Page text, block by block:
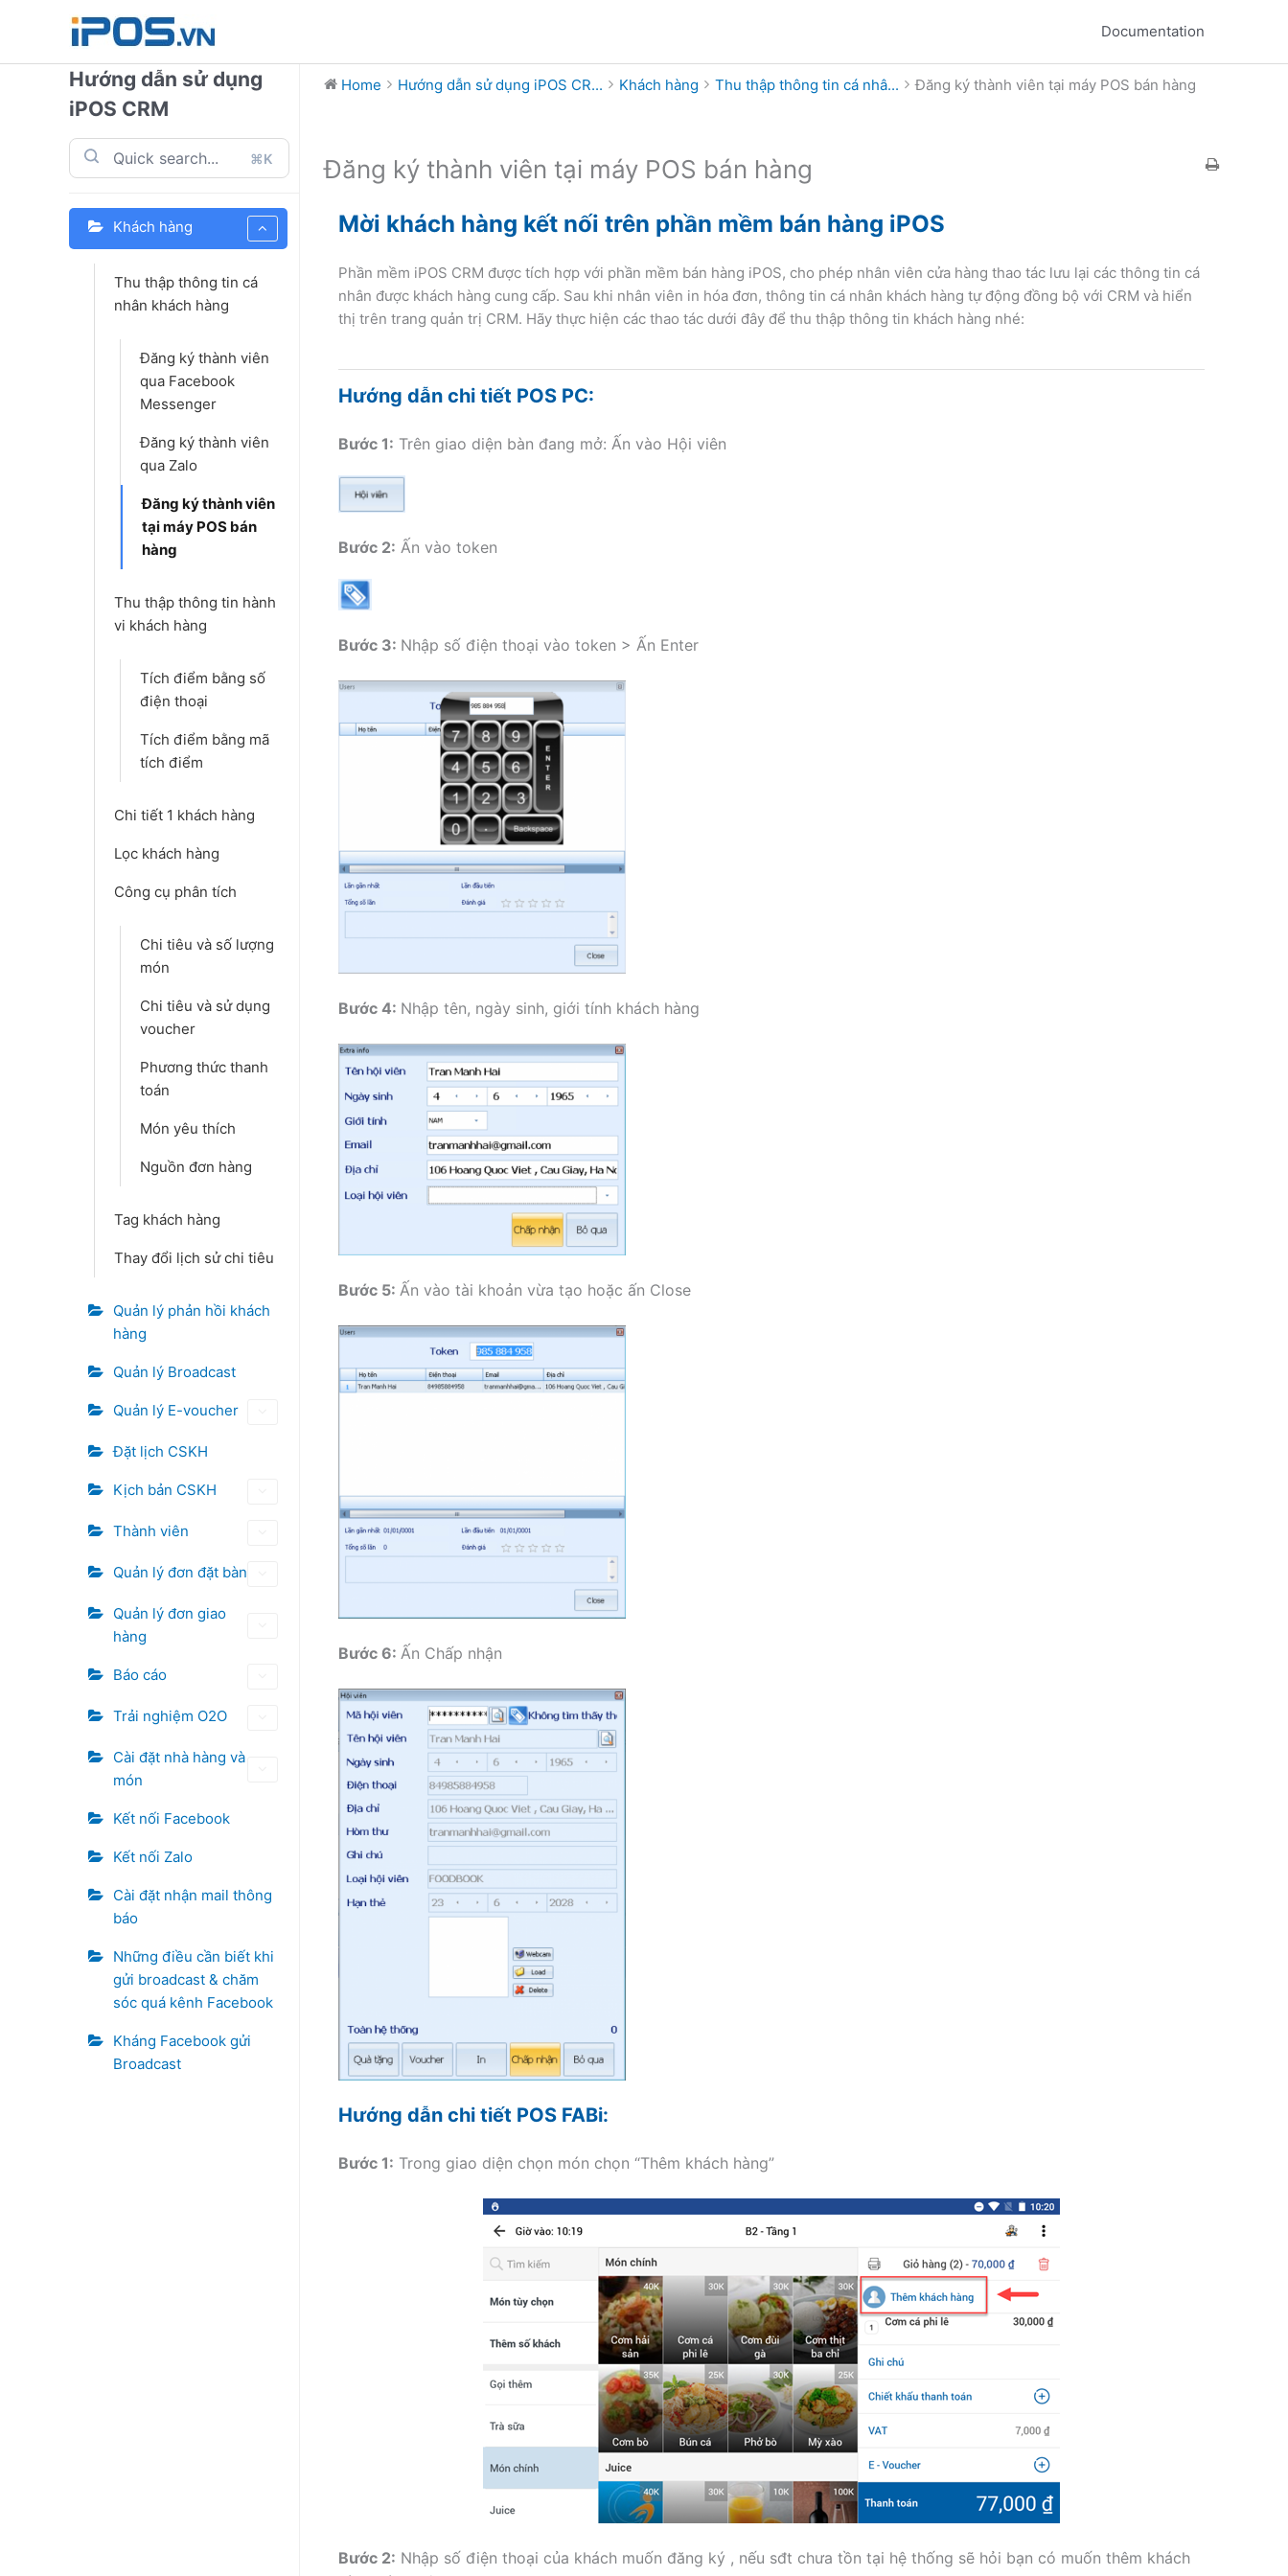
Documentation
Hướng dẫn sử dụng
iPOS CRM
⌘K
Khách hàng
Thu thập thông tin cá
nhân khách hàng
Đăng ký thành viên
qua Facebook
Messenger
Đăng ký thành viên
qua Zalo
Đăng ký thành viên
tại máy POS bán
hàng
Thu thập thông tin hành
vi khách hàng
Tích điểm bằng số
điện thoại
Tích điểm bằng mã
tích điểm
Chi tiết 1 khách hàng
Lọc khách hàng
Công cụ phân tích
Chi tiêu và số lượng
món
Chi tiêu và sử dụng
voucher
Phương thức thanh
toán
Món yêu thích
Nguồn đơn hàng
Tag khách hàng
Thay đổi lịch sử chi tiêu
Quản lý phản hồi khách
hàng
Quản lý Broadcast
Quản lý E-voucher
Đặt lịch CSKH
Kịch bản CSKH
Thành viên
Quản lý đơn đặt bàn
Quản lý đơn giao
hàng
Báo cáo
Trải nghiệm O2O
Cài đặt nhà hàng và
món
Kết nối Facebook
Kết nối Zalo
Cài đặt nhận mail thông
báo
Những điều cần biết khi
gửi broadcast & chăm
sóc quá kênh Facebook
Kháng Facebook gửi
Broadcast
Home Hướng dẫn sử dụng iPOS CR... Khách hàng Thu thập thông tin cá nhâ... Đăng ký thành viên tại máy POS bán hàng
Đăng ký thành viên tại máy POS bán hàng
Mời khách hàng kết nối trên phần mềm bán hàng iPOS
Phần mềm iPOS CRM được tích hợp với phần mềm bán hàng iPOS, cho phép nhân viên cửa hàng thao tác lưu lại các thông tin cá
nhân được khách hàng cung cấp. Sau khi nhân viên in hóa đơn, thông tin cá nhân khách hàng tự động đồng bộ với CRM và hiển
thị trên trang quản trị CRM. Hãy thực hiện các thao tác dưới đây để thu thập thông tin khách hàng nhé:
Hướng dẫn chi tiết POS PC:
Bước 1: Trên giao diện bàn đang mở: Ấn vào Hội viên
Bước 2: Ấn vào token
Bước 3: Nhập số điện thoại vào token > Ấn Enter
Bước 4: Nhập tên, ngày sinh, giới tính khách hàng
Bước 5: Ấn vào tài khoản vừa tạo hoặc ấn Close
Bước 6: Ấn Chấp nhận
Hướng dẫn chi tiết POS FABi:
Bước 1: Trong giao diện chọn món chọn “Thêm khách hàng”
Bước 2: Nhập số điện thoại của khách muốn đăng ký , nếu sđt chưa tồn tại hệ thống sẽ hỏi bạn có muốn thêm khách